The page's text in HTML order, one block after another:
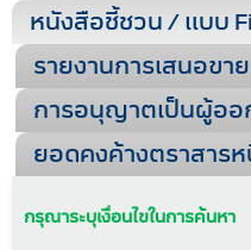
หนังสือชี้ชวน / แบบ
รายงานการเสนอขาย
การอนุญาตเป็นผู้ออ
ยอดคงค้างตราสาร
กรุณาระบุเงื่อนไขในการค้นหา